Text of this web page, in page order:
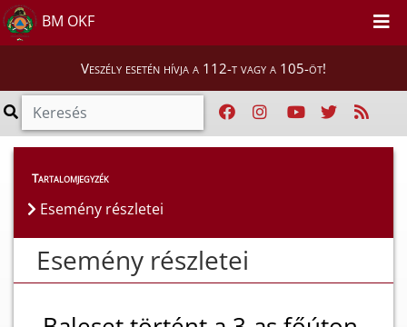
BM OKF
Veszély esetén hívja a 112-t vagy a 105-öt!
Esemény részletei
Tartalomjegyzék
Esemény részletei
Esemény részletei